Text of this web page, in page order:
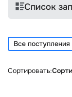
Список
Все поступления
Сортировать: